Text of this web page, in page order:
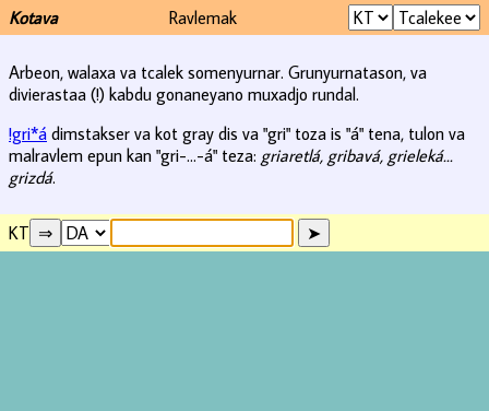
Kotava Ravlemak
Arbeon, walaxa va tcalek somenyurnar. Grunyurnatason, va
divierastaa (!) kabdu gonaneyano muxadjo rundal.
!gri*á dimstakser va kot gray dis va "gri" toza is "á" tena, tulon va
malravlem epun kan "gri-...-á" teza: griaretlá, gribavá, grieleká...
grizdá.
KT